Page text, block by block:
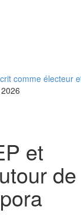
comme électeur
et